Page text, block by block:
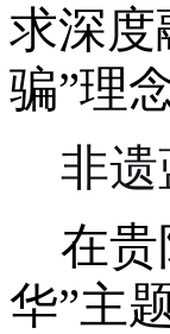
求深度
骗”理
非
在贵
华”主